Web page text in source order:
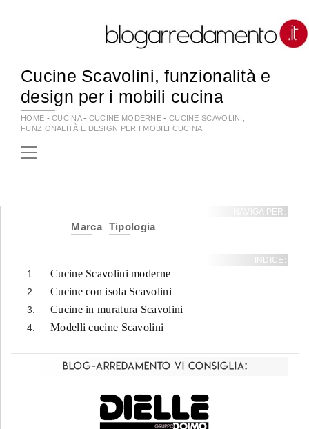
Cucine Scavolini, funzionalità e
design per i mobili cucina
HOME -CUCINA- CUCINE MODERNE - CUCINE SCAVOLINI,
FUNZIONALITÀ E DESIGN PER I MOBILI CUCINA
NAVIGA PER:
Marca Tipologia
INDICE:
Cucine Scavolini moderne
Cucine con isola Scavolini
Cucine in muratura Scavolini
Modelli cucine Scavolini
Blog-Arredamento vi consiglia: